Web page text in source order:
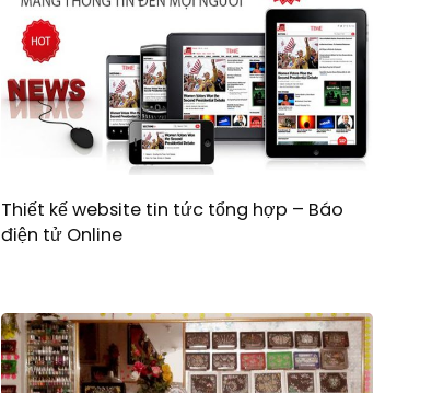
Thiết kế website tin tức tổng hợp – Báo
điện tử Online